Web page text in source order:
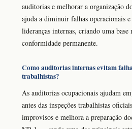
auditorias e melhorar a organização
ajuda a diminuir falhas operacionais e
lideranças internas, criando uma base
conformidade permanente.
Como auditorias internas evitam
trabalhistas?
As auditorias ocupacionais ajudam
antes das inspeções trabalhistas
improvisos e melhora a preparação